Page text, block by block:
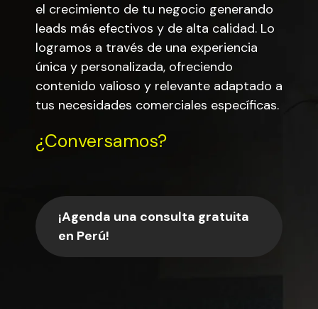
el crecimiento de tu negocio generando
leads más efectivos y de alta calidad. Lo
logramos a través de una experiencia
única y personalizada, ofreciendo
contenido valioso y relevante adaptado a
tus necesidades comerciales específicas.
¿Conversamos?
¡Agenda una consulta gratuita
en Perú!